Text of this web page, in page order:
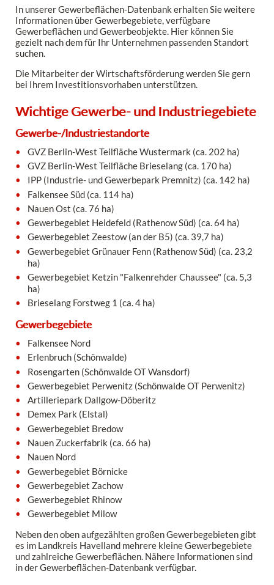
In unserer Gewerbeflächen-Datenbank erhalten Sie weitere
Informationen über Gewerbegebiete, verfügbare
Gewerbeflächen und Gewerbeobjekte. Hier können Sie
gezielt nach dem für Ihr Unternehmen passenden Standort
suchen.
Die Mitarbeiter der Wirtschaftsförderung werden Sie gern
bei Ihrem Investitionsvorhaben unterstützen.
Wichtige Gewerbe- und Industriegebiete
Gewerbe-/Industriestandorte
GVZ Berlin-West Teilfläche Wustermark (ca. 202 ha)
GVZ Berlin-West Teilfläche Brieselang (ca. 170 ha)
IPP (Industrie- und Gewerbepark Premnitz) (ca. 142 ha)
Falkensee Süd (ca. 114 ha)
Nauen Ost (ca. 76 ha)
Gewerbegebiet Heidefeld (Rathenow Süd) (ca. 64 ha)
Gewerbegebiet Zeestow (an der B5) (ca. 39,7 ha)
Gewerbegebiet Grünauer Fenn (Rathenow Süd) (ca. 23,2
ha)
Gewerbegebiet Ketzin "Falkenrehder Chaussee" (ca. 5,3
ha)
Brieselang Forstweg 1 (ca. 4 ha)
Gewerbegebiete
Falkensee Nord
Erlenbruch (Schönwalde)
Rosengarten (Schönwalde OT Wansdorf)
Gewerbegebiet Perwenitz (Schönwalde OT Perwenitz)
Artilleriepark Dallgow-Döberitz
Demex Park (Elstal)
Gewerbegebiet Bredow
Nauen Zuckerfabrik (ca. 66 ha)
Nauen Nord
Gewerbegebiet Börnicke
Gewerbegebiet Zachow
Gewerbegebiet Rhinow
Gewerbegebiet Milow
Neben den oben aufgezählten großen Gewerbegebieten gibt
es im Landkreis Havelland mehrere kleine Gewerbegebiete
und zahlreiche Gewerbeflächen. Nähere Informationen sind
in der Gewerbeflächen-Datenbank verfügbar.